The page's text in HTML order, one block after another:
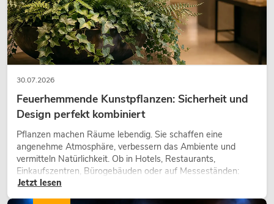
30.07.2026
Feuerhemmende Kunstpflanzen: Sicherheit und
Design perfekt kombiniert
Pflanzen machen Räume lebendig. Sie schaffen eine
angenehme Atmosphäre, verbessern das Ambiente und
vermitteln Natürlichkeit. Ob in Hotels, Restaurants,
Einkaufszentren, Bürogebäuden oder auf Messeständen:
eine hochwertige Begrünung gehört heute längst zum
Jetzt lesen